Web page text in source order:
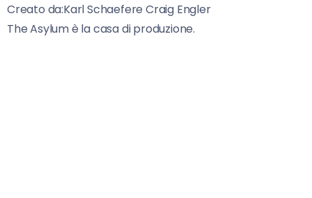
Creato da:Karl Schaefere Craig Engler
The Asylum è la casa di produzione.